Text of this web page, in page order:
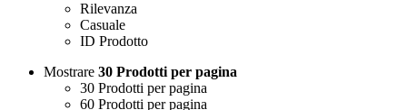
Rilevanza
Casuale
ID Prodotto
Mostrare 30 Prodotti per pagina
30 Prodotti per pagina
60 Prodotti per pagina